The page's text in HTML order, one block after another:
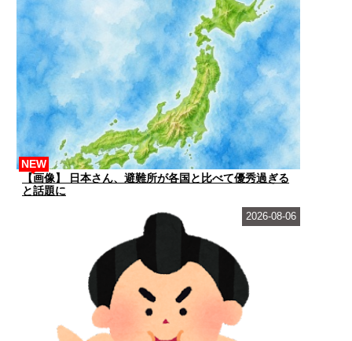
【画像】 日本さん、避難所が各国と比べて優秀過ぎる
と話題に
NEW
2026-08-06